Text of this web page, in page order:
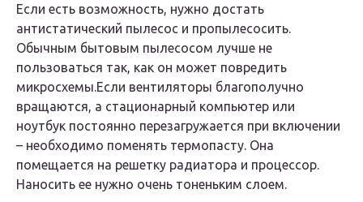
Если есть возможность, нужно достать
антистатический пылесос и пропылесосить.
Обычным бытовым пылесосом лучше не
пользоваться так, как он может повредить
микросхемы.Если вентиляторы благополучно
вращаются, а стационарный компьютер или
ноутбук постоянно перезагружается при включении
– необходимо поменять термопасту. Она
помещается на решетку радиатора и процессор.
Наносить ее нужно очень тоненьким слоем.